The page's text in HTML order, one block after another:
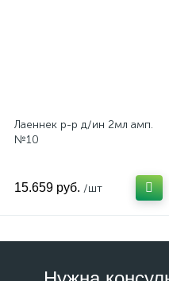
Лаеннек р-р д/ин 2мл амп.
№10
15.659 руб. /шт